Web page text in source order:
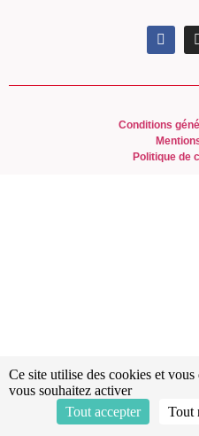
Conditions
Politique de
Ce site utilise des cookies et
vous souhaitez activer
Tout accepter
Tout